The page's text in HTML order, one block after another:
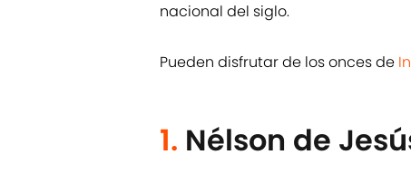
nacional del siglo.
Pueden disfrutar de los onces de
1. Nélson de